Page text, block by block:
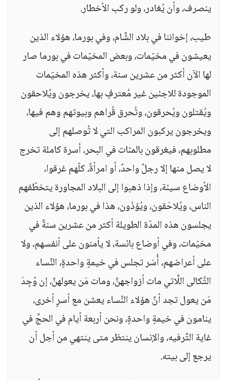
ينصرف، وأن يُغادر، ولو ركب الأخطار.
طيب، إخواننا في بلاد الشَّام، وفي بورما، هؤلاء الذين
يعيشون في مخيّمات، وبعض المخيّمات في بورما صار
لها الآن أكثر من عشرين سنة، وأكثر هذه المخيّمات
الموجودة للاجئين غير مُعترفٍ بها، يخرجون ويُلاحقون
ويُقتلون ويُحرقون، وتُحرق قُراهم وبيوتهم وهم فيها،
ويخرجون يركبون المراكب التي لا تُوصلهم إلى
مطلوبهم، فيغرقون بالمئات في البحر، أسرة كاملة تخرج
لا يصل منها إلا رجلٌ واحدٌ، أو امرأةٌ، كلّهم غرقوا،
الأوضاع سيئة، وإذا ذهبوا إلى البلاد المجاورة يتخطّفهم
الناس، ويُلاحَقون، ويُؤذَون، هذا في بورما، هؤلاء الذين
يجلسون هذه المدّة الطويلة أكثر من عشرين سنةً في
مخيّمات، وفي أوضاع بائسة، لا يأمنون على أنفسهم، ولا
على أعراضهم، أُسَر تجلس في خيمةٍ واحدةٍ، النِّساء
الثَّكالى اللَّاتي مات أزواجهنَّ، ومات مَن يعولهنَّ، إن وُجِدَ
مَن يعول تجد أنَّ هؤلاء النِّساء يعشن مع أسرٍ أخرى،
ينامون في خيمةٍ واحدةٍ، ونحن أربعة أيام في الحجِّ في
غاية التَّرفيه، والإنسان ينتظر متى ينتهي من أجل أن
يرجع إلى بيته.